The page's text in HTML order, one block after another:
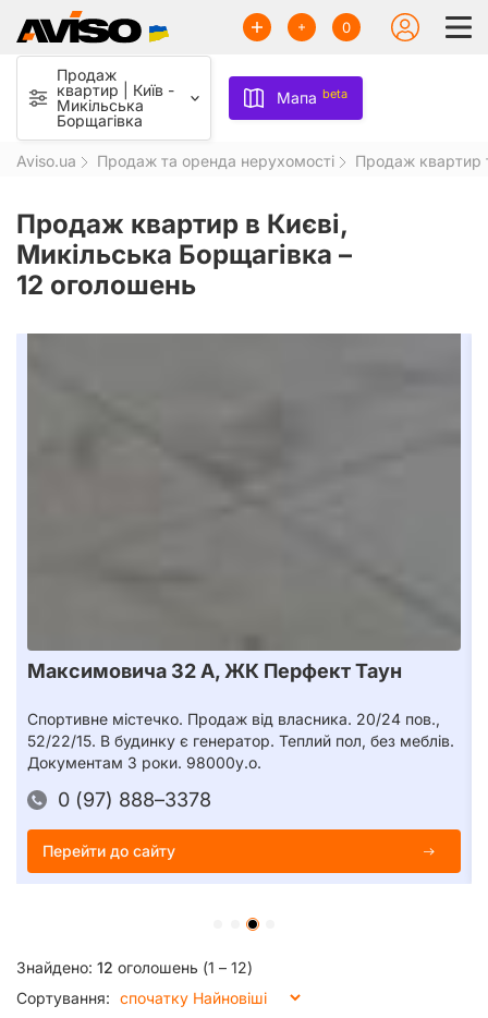
0
Продаж
квартир | Київ -
Микільська
Борщагівка
Мапа beta
Aviso.ua Продаж та оренда нерухомості Продаж квартир
Продаж квартир в Києві,
Микільська Борщагівка –
12 оголошень
Максимовича 32 А, ЖК Перфект Таун
Спортивне містечко. Продаж від власника. 20/24 пов.,
52/22/15. В будинку є генератор. Теплий пол, без меблів.
Документам 3 роки. 98000у.о.
0 (97) 888–3378
Перейти до сайту
Сортування:
Знайдено: 12 оголошень (1 – 12)